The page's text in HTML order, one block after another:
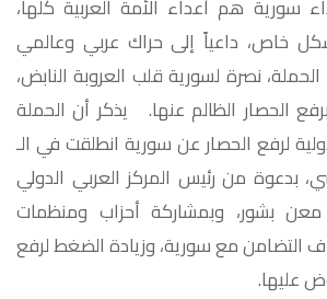
سورية هم أعداء الأمة العربية كلها،
خاص، داعياً إلى حراك عربي وعالمي
نصرة لسورية قلب العروبة النابض،
الحصار الظالم عنها. يذكر أن الحملة
لرفع الحصار عن سورية انطلقت في الـ
بدعوة من رئيس المركز العربي الدولي
معن بشور، وبمشاركة أحزاب ومنظمات
التضامن مع سورية، وزيادة الضغط لرفع
عليها.